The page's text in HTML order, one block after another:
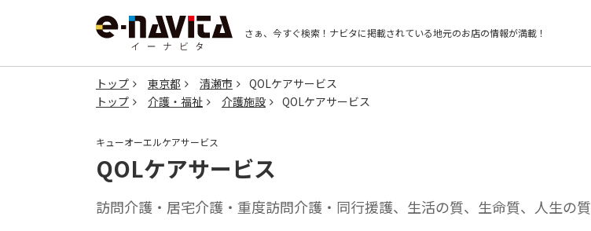
さぁ、今すぐ検索！ ナビタに掲載されている地元のお店の情報が満載！
トップ 東京都 清瀬市
QOLケアサービス
トップ
介護・福祉 介護施設 QOLケアサービス
キューオーエルケアサービス
QOLケアサービス
訪問介護・居宅介護・重度訪問介護・同行援護、生活の質、生命質、人生の質